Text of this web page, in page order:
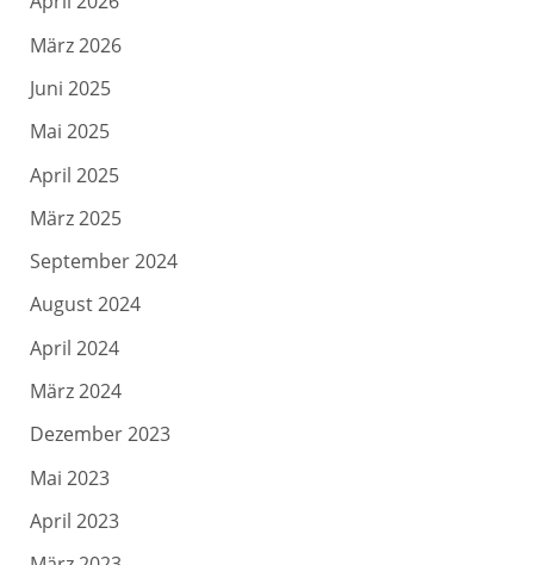
März 2026
Juni 2025
Mai 2025
April 2025
März 2025
September 2024
August 2024
April 2024
März 2024
Dezember 2023
Mai 2023
April 2023